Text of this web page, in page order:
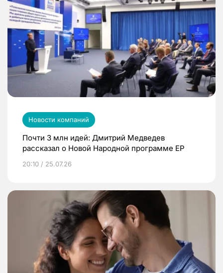
Новости компаний
Почти 3 млн идей: Дмитрий Медведев
рассказал о Новой Народной программе ЕР
20:10 / 25.07.26